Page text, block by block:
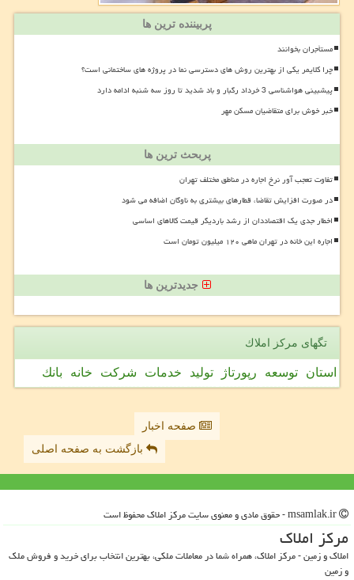
پربیننده ترین ها
مستأجران بخوانند
چرا کلایمر یکی از بهترین روش های دسترسی نما در پروژه های ساختمانی است؟
پیشبینی هواشناسی 3 خرداد رگبار و باد شدید تا روز سه شنبه ادامه دارد
خبر خوش برای متقاضیان مسکن مهر
پربحث ترین ها
تفاوت تعجب آور نرخ اجاره در مناطق مختلف تهران
در صورت افزایش تقاضا، قطارهای بیشتری به ناوگان اضافه می شود
اخطار جدی یک اقتصاددان از رشد باردیگر قیمت کالاهای اساسی
اجاره این خانه در تهران ماهی ۱۲۰ میلیون تومان است
جدیدترین ها
تگهای مركز املاك
استان توسعه رپورتاژ تولید خدمات شركت خانه بانك
صفحه اخبار
بازگشت به صفحه اصلی
مركز املاك
املاک و زمین - مرکز املاک، همراه شما در معاملات ملکی، بهترین انتخاب برای خرید و فروش ملک
و زمین